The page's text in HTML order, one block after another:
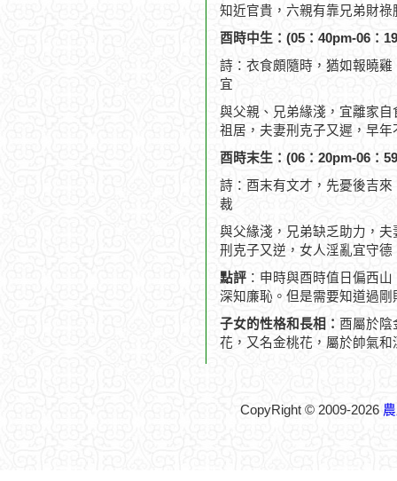
知近官貴，六親有靠兄弟財祿
酉時中生：(05：40pm-06：
詩：衣食頗隨時，猶如報曉
宜
與父親、兄弟緣淺，宜離家
祖居，夫妻刑克子又遲，早年
酉時末生：(06：20pm-06：
詩：酉末有文才，先憂後吉
裁
與父緣淺，兄弟缺乏助力，
刑克子又逆，女人淫亂宜守德
點評 ：申時與酉時值日偏西
深知廉恥。但是需要知道過剛
子女的性格和長相： 酉屬於陰
花，又名金桃花，屬於帥氣
CopyRight © 2009-2026